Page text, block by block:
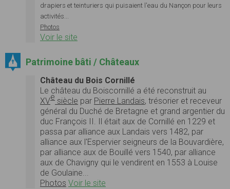
drapiers et teinturiers qui puisaient l'eau du Nançon pour leurs
activités...
Photos
Voir le site
Patrimoine bâti / Châteaux
Château du Bois Cornillé
Le château du Boiscornillé a été reconstruit au
XVe siècle par Pierre Landais, trésorier et receveur
général du Duché de Bretagne et grand argentier du
duc François II. Il était aux de Cornillé en 1229 et
passa par alliance aux Landais vers 1482, par
alliance aux l'Espervier seigneurs de la Bouvardière,
par alliance aux de Bouillé vers 1540, par alliance
aux de Chavigny qui le vendirent en 1553 à Louise
de Goulaine...
Photos Voir le site